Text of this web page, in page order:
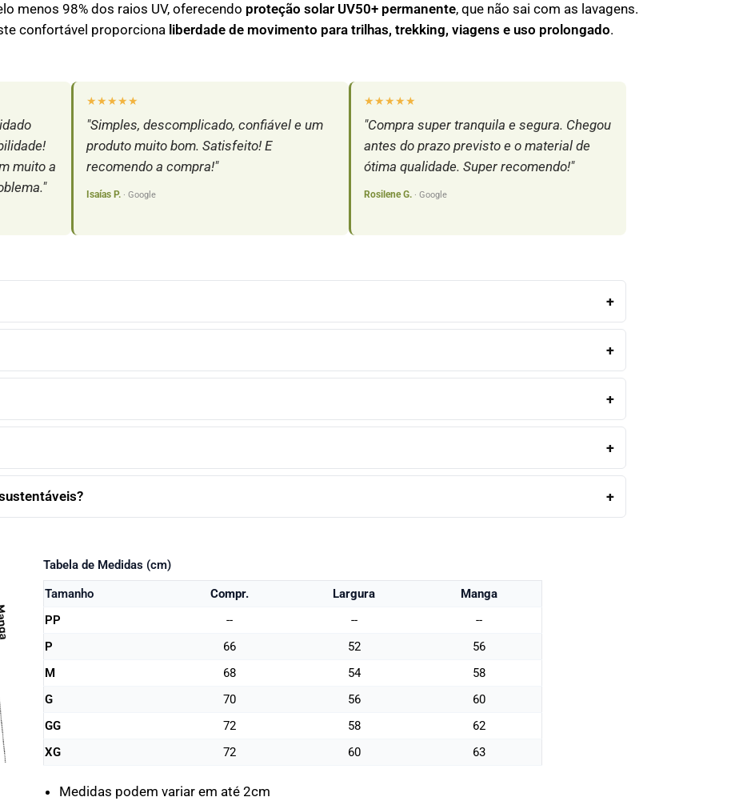
menos 98% dos raios UV, oferecendo proteção solar UV50+ permanente, que não sai com as lavagens.
confortável proporciona liberdade de movimento para trilhas, trekking, viagens e uso prolongado.
muito a
★★★★★
"Simples, descomplicado, confiável e um
produto muito bom. Satisfeito! E
recomendo a compra!"
Isaías P. · Google
★★★★★
"Compra super tranquila e segura. Chegou
antes do prazo previsto e o material de
ótima qualidade. Super recomendo!"
Rosilene G. · Google
Tabela de Medidas (cm)
Tamanho
Compr. Largura
Manga
PP
-- --
--
P
66 52
56
M
68 54
58
G
70 56
60
GG
72 58
62
XG
72 60 63
Medidas podem variar em até 2cm